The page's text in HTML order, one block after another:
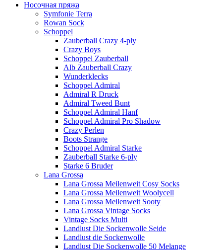
Носочная пряжа
Symfonie Terra
Rowan Sock
Schoppel
Zauberball Crazy 4-ply
Crazy Boys
Schoppel Zauberball
Alb Zauberball Crazy
Wunderklecks
Schoppel Admiral
Admiral R Druck
Admiral Tweed Bunt
Schoppel Admiral Hanf
Schoppel Admiral Pro Shadow
Crazy Perlen
Boots Strange
Schoppel Admiral Starke
Zauberball Starke 6-ply
Starke 6 Bruder
Lana Grossa
Lana Grossa Meilenweit Cosy Socks
Lana Grossa Meilenweit Woolycell
Lana Grossa Meilenweit Sooty
Lana Grossa Vintage Socks
Vintage Socks Multi
Landlust Die Sockenwolle Seide
Landlust die Sockenwolle
Landlust Die Sockenwolle 50 Melange